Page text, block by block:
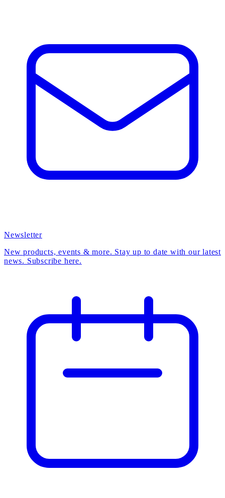
Newsletter
New products, events & more. Stay up to date with our latest
news. Subscribe here.